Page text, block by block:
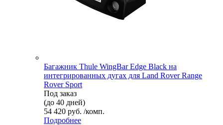
Багажник Thule WingBar Edge Black на
интегрированных дугах для Land Rover Range
Rover Sport
Под заказ
(до 40 дней)
54 420 руб. /комп.
Подробнее